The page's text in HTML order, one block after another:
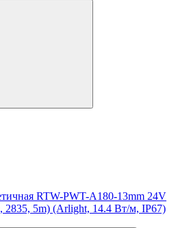
RTW-PWT-A180-13mm 24V
2835, 5m) (Arlight, 14.4 Вт/м, IP67)